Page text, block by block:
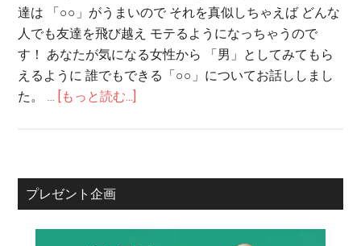
達は 「○○」がうまいので それを真似しちゃえば どんな
人でも友達を飛び越え モテるようになっちゃうので
す！ あなたが気になる女性から 「男」としてみてもら
えるように 誰でもできる「○○」についてお話ししまし
た。 … [もっと読む...]
プレゼント企画